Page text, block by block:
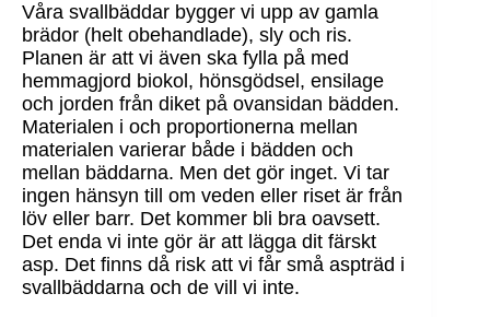
Våra svallbäddar bygger vi upp av gamla
brädor (helt obehandlade), sly och ris.
Planen är att vi även ska fylla på med
hemmagjord biokol, hönsgödsel, ensilage
och jorden från diket på ovansidan bädden.
Materialen i och proportionerna mellan
materialen varierar både i bädden och
mellan bäddarna. Men det gör inget. Vi tar
ingen hänsyn till om veden eller riset är från
löv eller barr. Det kommer bli bra oavsett.
Det enda vi inte gör är att lägga dit färskt
asp. Det finns då risk att vi får små aspträd i
svallbäddarna och de vill vi inte.